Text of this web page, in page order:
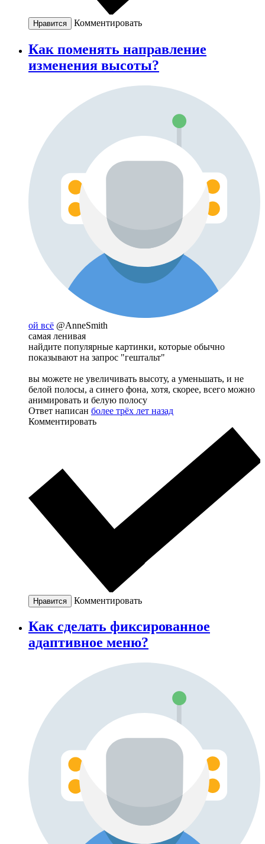
Нравится Комментировать
Как поменять направление
изменения высоты?
ой всё @AnneSmith
самая ленивая
найдите популярные картинки, которые обычно
показывают на запрос "гештальт"
вы можете не увеличивать высоту, а уменьшать, и не
белой полосы, а синего фона, хотя, скорее, всего можно
анимировать и белую полосу
Ответ написан более трёх лет назад
Комментировать
Нравится Комментировать
Как сделать фиксированное
адаптивное меню?